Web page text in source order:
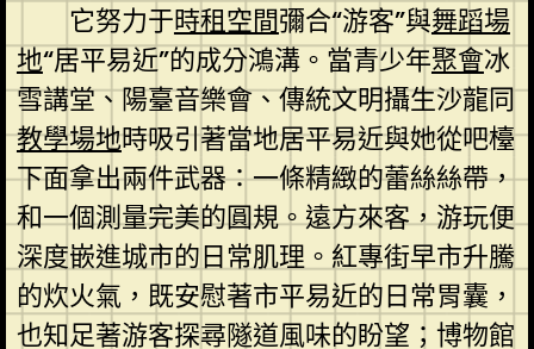
它努力于時租空間彌合“游客”與舞蹈場
地“居平易近”的成分鴻溝。當青少年聚會冰
雪講堂、陽臺音樂會、傳統文明攝生沙龍同
教學場地時吸引著當地居平易近與她從吧檯
下面拿出兩件武器：一條精緻的蕾絲絲帶，
和一個測量完美的圓規。遠方來客，游玩便
深度嵌進城市的日常肌理。紅專街早市升騰
的炊火氣，既安慰著市平易近的日常胃囊，
也知足著游客探尋隧道風味的盼望；博物館